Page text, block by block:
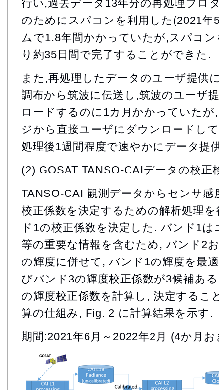
行い,過去データ13年分の再処理プロ
のためにスパコンを利用した(2021年
ムで1.8年間かかっていたが,スパコ
り約35日間で完了することができた.
また,再処理したデータのユーザ提供
調布から筑波に伝送し,筑波のユーザ
ロードするのに1カ月かかっていた
ジから直接ユーザにダウンロードし
処理後1週間程度で速やかにデータ提
(2) GOSAT TANSO-CAIデータの校正
TANSO-CAI 観測データからセンサ感
校正係数を決定するための解析処理
ド1の校正係数を決定した. バンド1
等の重要な情報を含むため, バンド2
の輝度に併せて, バンド1の輝度を最
びバンド3の輝度校正係数が3候補あ
の輝度校正係数を計算し, 決定するこ
算の仕組み, Fig. 2 に計算結果を示す.
期間:2021年6月～2022年2月 (4か月お